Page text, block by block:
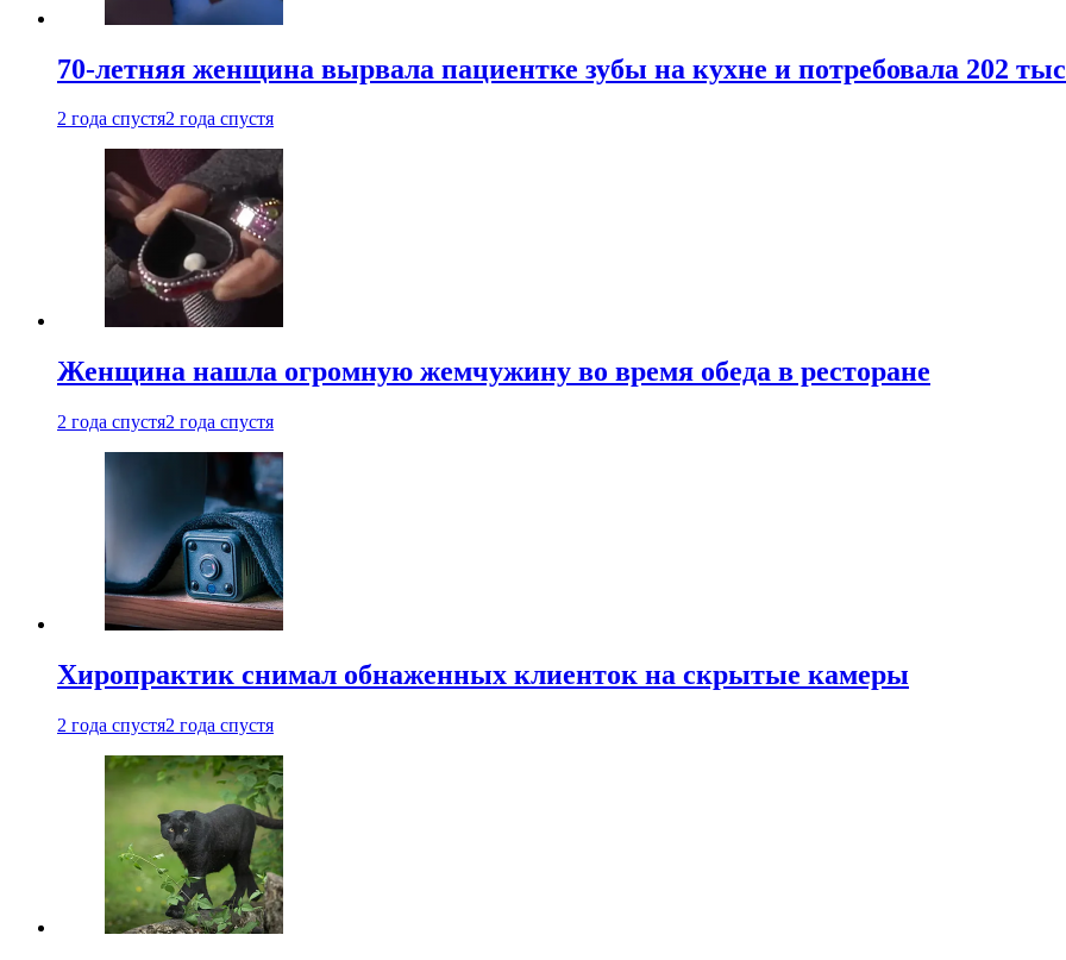
70-летняя женщина вырвала пациентке зубы на кухне и потребовала 202
2 года спустя2 года спустя
Женщина нашла огромную жемчужину во время обеда в ресторане
2 года спустя2 года спустя
Хиропрактик снимал обнаженных клиенток на скрытые камеры
2 года спустя2 года спустя